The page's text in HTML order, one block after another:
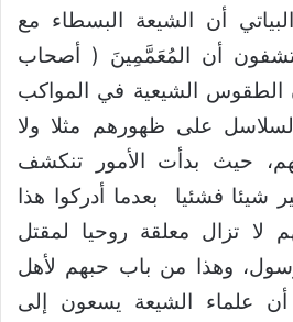
أن الشيعة البسطاء مع
أن المُعَمَّمِينَ ( أصحاب
الطقوس الشيعية في المواكب
على ظهورهم مثلا ولا
حيث بدأت الأمور تنكشف
شيئا فشئيا بعدما أدركوا هذا
لا تزال معلقة روحيا لمقتل
وهذا من باب حبهم لأهل
أن علماء الشيعة يسعون إلى